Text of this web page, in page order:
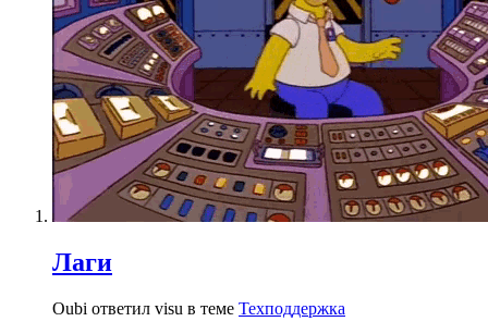
Лаги
Oubi ответил visu в теме Техподдержка